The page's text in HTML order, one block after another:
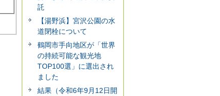
託
【湯野浜】宮沢公園の水
道閉栓について
鶴岡市手向地区が「世界
の持続可能な観光地
TOP100選」に選出され
ました
結果（令和6年9月12日開